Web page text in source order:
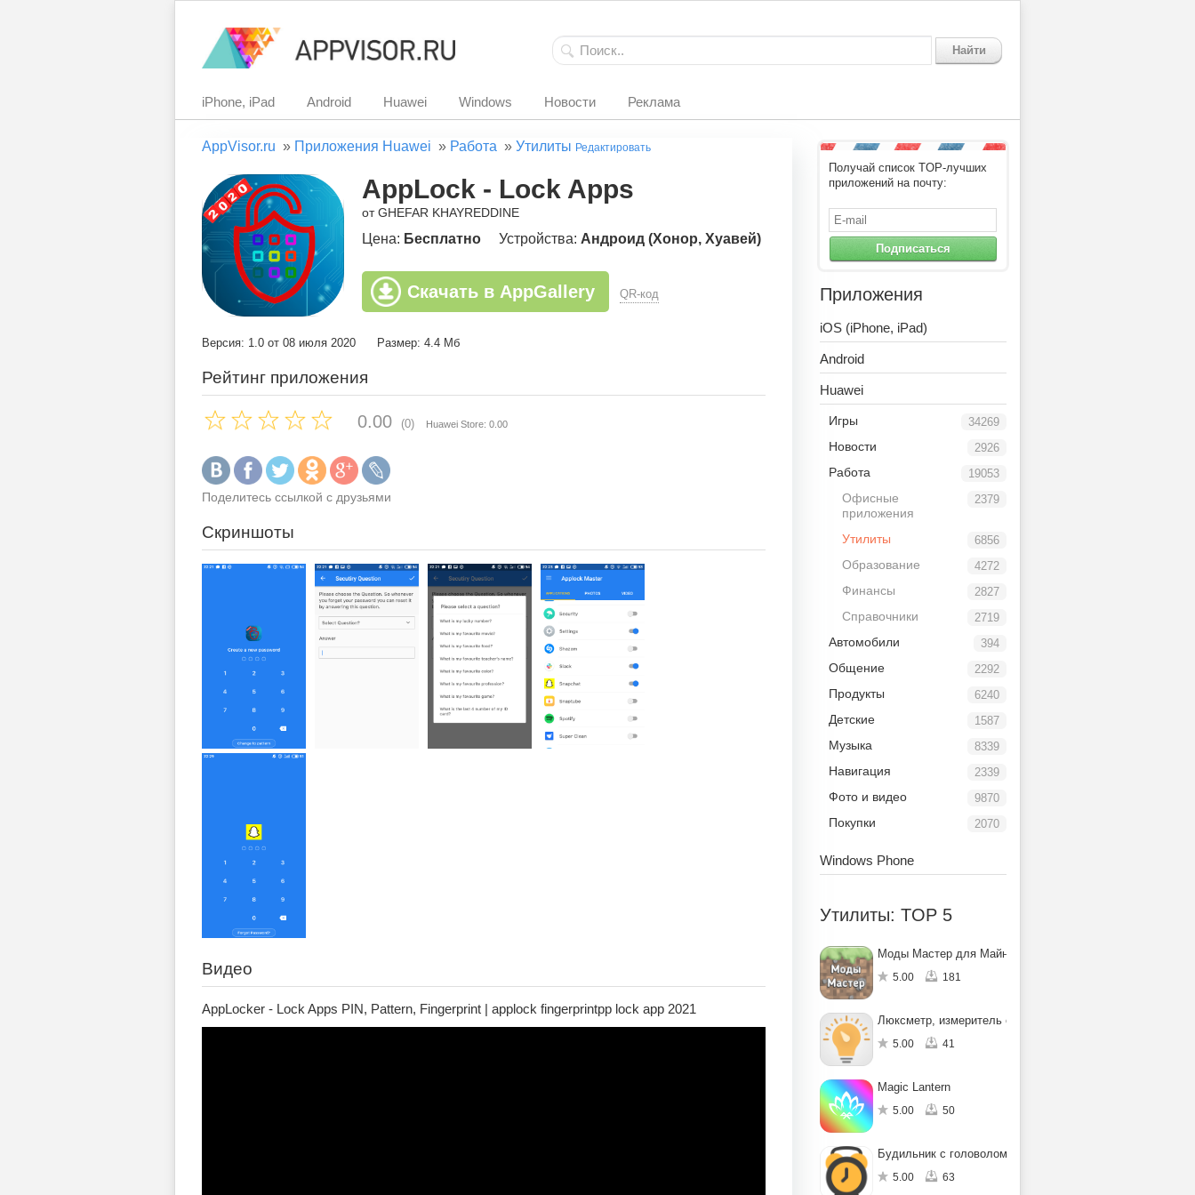
Найти
iPhone, iPad Android Huawei Windows Новости Реклама
AppVisor.ru » Приложения Huawei » Работа » Утилиты Редактировать
AppLock - Lock Apps
от GHEFAR KHAYREDDINE
Цена: Бесплатно Устройства: Андроид (Хонор, Хуавей)
Скачать в AppGallery QR-код
Версия: 1.0 от 08 июля 2020 Размер: 4.4 Мб
Рейтинг приложения
0.00 (0) Huawei Store: 0.00
Поделитесь ссылкой с друзьями
Скриншоты
Видео
AppLocker - Lock Apps PIN, Pattern, Fingerprint | applock fingerprintpp lock app 2021
Получай список TOP-лучших
приложений на почту:
Подписаться
Приложения
iOS (iPhone, iPad)
Android
Huawei
34269
Игры
2926
Новости
19053
Работа
2379
Офисные
приложения
6856
Утилиты
4272
Образование
2827
Финансы
2719
Справочники
394
Автомобили
2292
Общение
6240
Продукты
1587
Детские
8339
Музыка
2339
Навигация
9870
Фото и видео
2070
Покупки
Windows Phone
Утилиты: TOP 5
Моды Мастер для Майнкрафт ПЕ
5.00 181
Люксметр, измеритель освещенности
5.00 41
Magic Lantern
5.00 50
Будильник с головоломкой
5.00 63